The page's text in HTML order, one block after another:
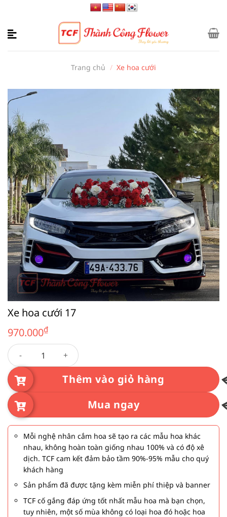
nội
Trang chủ / Xe hoa cưới
Xe hoa cưới 17
970.000₫
Xe hoa cưới 17 số lượng
Thêm vào giỏ hàng
Mua ngay
Mỗi nghệ nhân cắm hoa sẽ tạo ra các mẫu hoa khác
nhau, không hoàn toàn giống nhau 100% và có độ xê
dịch. TCF cam kết đảm bảo tầm 90%-95% mẫu cho quý
khách hàng
Sản phẩm đã được tặng kèm miễn phí thiệp và banner
TCF cố gắng đáp ứng tốt nhất mẫu hoa mà bạn chọn,
tuy nhiên, một số mùa không có loại hoa đó hoặc hoa